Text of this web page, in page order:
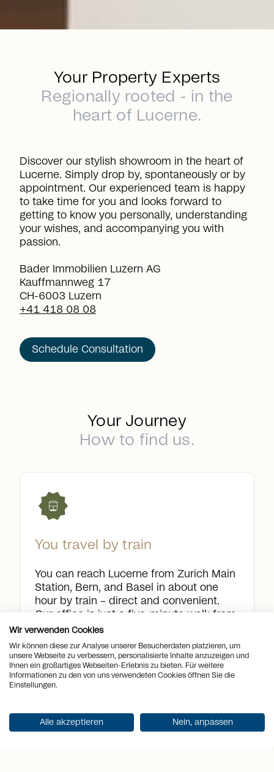
Your Property Experts
Regionally rooted - in the
heart of Lucerne.
Discover our stylish showroom in the heart of
Lucerne. Simply drop by, spontaneously or by
appointment. Our experienced team is happy
to take time for you and looks forward to
getting to know you personally, understanding
your wishes, and accompanying you with
passion.
Bader Immobilien Luzern AG
Kauffmannweg 17
CH-6003 Luzern
+41 418 08 08
Schedule Consultation
Your Journey
How to find us.
You travel by train
You can reach Lucerne from Zurich Main
Station, Bern, and Basel in about one
hour by train – direct and convenient.
Our office is just a five-minute walk from
the train station.
Google Maps
Wir verwenden Cookies
Wir können diese zur Analyse unserer Besucherdaten platzieren, um
unsere Webseite zu verbessern, personalisierte Inhalte anzuzeigen und
Ihnen ein großartiges Webseiten-Erlebnis zu bieten. Für weitere
Informationen zu den von uns verwendeten Cookies öffnen Sie die
Einstellungen.
Alle akzeptieren Nein, anpassen